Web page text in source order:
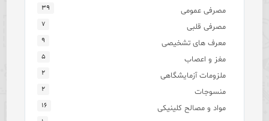
مصرفی عمومی ۳۹
مصرفی قلبی ۷
معرف های تشخیصی ۹
مغز و اعصاب ۵
ملزومات آزمایشگاهی ۲
منسوجات ۲
مواد و مصالح کلینیکی ۱۶